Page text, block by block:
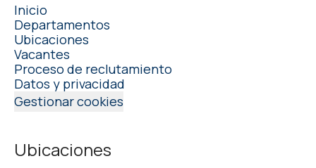
Inicio
Departamentos
Ubicaciones
Vacantes
Proceso de reclutamiento
Datos y privacidad
Gestionar cookies
Ubicaciones